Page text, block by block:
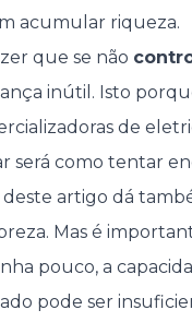
acumular riqueza.
que se não
inútil. Isto
de
será como tentar
deste artigo dá
Mas é
pouco, a
pode ser